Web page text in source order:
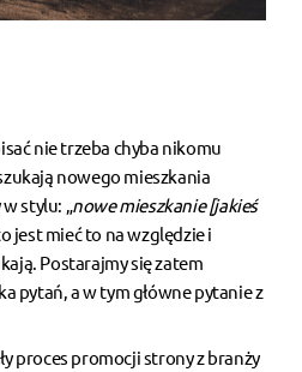
nie trzeba chyba nikomu
nowego mieszkania
stylu: „ nowe mieszkanie [jakieś
jest mieć to na względzie i
Postarajmy się zatem
pytań, a w tym główne pytanie z
proces promocji strony z branży